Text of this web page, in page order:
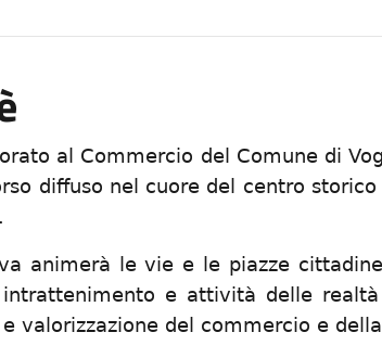
al Commercio del Comune di
diffuso nel cuore del centro
animerà le vie e le piazze
e attività delle
valorizzazione del commercio e